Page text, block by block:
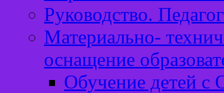
Руководство.
Материально-
оснащение
Обучение детей с